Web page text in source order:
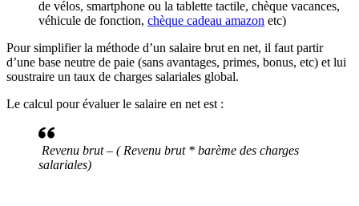
de vélos, smartphone ou la tablette tactile, chèque vacances,
véhicule de fonction, chèque cadeau amazon etc)
Pour simplifier la méthode d’un salaire brut en net, il faut partir
d’une base neutre de paie (sans avantages, primes, bonus, etc) et lui
soustraire un taux de charges salariales global.
Le calcul pour évaluer le salaire en net est :
Revenu brut – ( Revenu brut * barème des charges
salariales)